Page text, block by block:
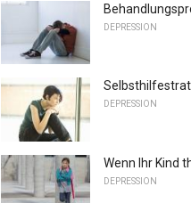
DEPRESSION
DEPRESSION
Wenn Ihr Kind
DEPRESSION